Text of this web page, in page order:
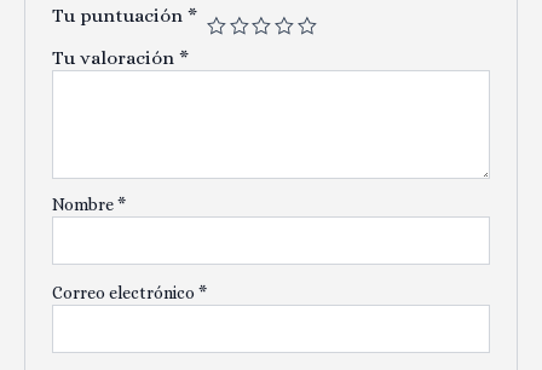
Tu puntuación *
Tu valoración *
Nombre*
Correo electrónico *